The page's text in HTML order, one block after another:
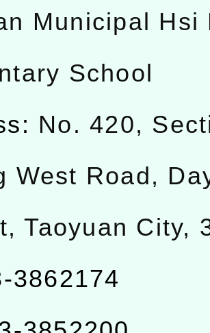
Municipal Hsi
School
No. 420,
West Road,
Taoyuan City,
3862174